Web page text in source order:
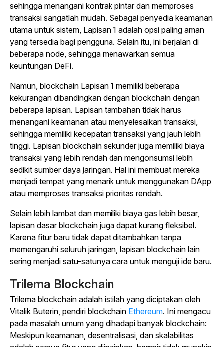
sehingga menangani kontrak pintar dan memproses
transaksi sangatlah mudah. Sebagai penyedia keamanan
utama untuk sistem, Lapisan 1 adalah opsi paling aman
yang tersedia bagi pengguna. Selain itu, ini berjalan di
beberapa node, sehingga menawarkan semua
keuntungan DeFi.
Namun, blockchain Lapisan 1 memiliki beberapa
kekurangan dibandingkan dengan blockchain dengan
beberapa lapisan. Lapisan tambahan tidak harus
menangani keamanan atau menyelesaikan transaksi,
sehingga memiliki kecepatan transaksi yang jauh lebih
tinggi. Lapisan blockchain sekunder juga memiliki biaya
transaksi yang lebih rendah dan mengonsumsi lebih
sedikit sumber daya jaringan. Hal ini membuat mereka
menjadi tempat yang menarik untuk menggunakan DApp
atau memproses transaksi prioritas rendah.
Selain lebih lambat dan memiliki biaya gas lebih besar,
lapisan dasar blockchain juga dapat kurang fleksibel.
Karena fitur baru tidak dapat ditambahkan tanpa
memengaruhi seluruh jaringan, lapisan blockchain lain
sering menjadi satu-satunya cara untuk menguji ide baru.
Trilema Blockchain
Trilema blockchain adalah istilah yang diciptakan oleh
Vitalik Buterin, pendiri blockchain Ethereum. Ini mengacu
pada masalah umum yang dihadapi banyak blockchain:
Meskipun keamanan, desentralisasi, dan skalabilitas